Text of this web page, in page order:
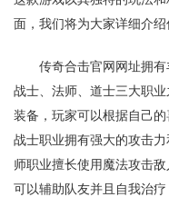
面，我们将为大家详细介绍
传奇合击官网网址拥
战士、法师、道士三大职
装备，玩家可以根据自己的
战士职业拥有强大的攻击
师职业擅长使用魔法攻击
可以辅助队友并且自我治